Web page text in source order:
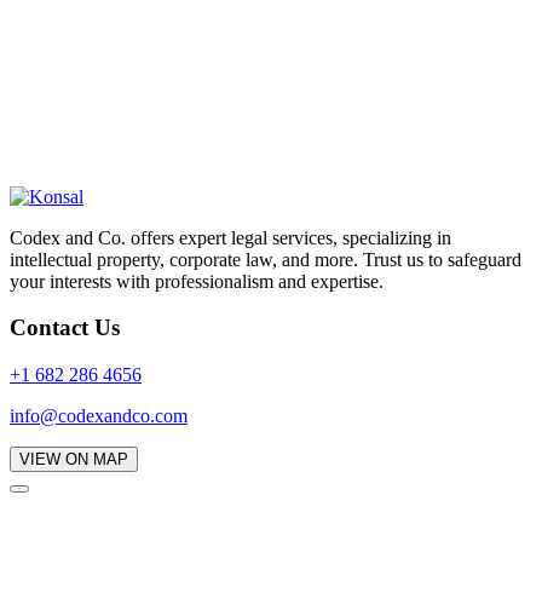
Codex and Co. offers expert legal services, specializing in
intellectual property, corporate law, and more. Trust us to safeguard
your interests with professionalism and expertise.
Contact Us
+1 682 286 4656
info@codexandco.com
VIEW ON MAP